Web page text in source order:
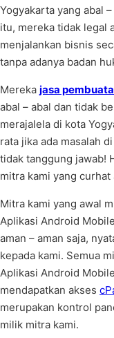
Yogyakarta yang abal
itu, mereka tidak legal
menjalankan bisnis
tanpa adanya badan
Mereka jasa
abal – abal dan tidak
merajalela di kota
rata jika ada masalah
tidak tanggung jawab!
mitra kami yang
Mitra kami yang awal
Aplikasi Android
aman – aman saja,
kepada kami. Semua
Aplikasi Android
mendapatkan akses
merupakan kontrol
milik mitra kami.